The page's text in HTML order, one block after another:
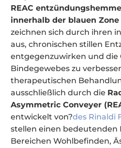
REAC
innerhalb der blauen Zone
zeichnen sich durch ihren
aus, chronischen stillen
entgegenzuwirken und die
Bindegewebes zu
therapeutischen
ausschließlich durch die
Asymmetric Conveyer
entwickelt von?des Rinaldi
stellen einen bedeutenden
Bereichen Wohlbefinden,